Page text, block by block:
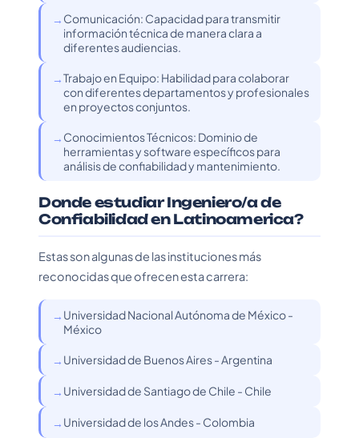
Comunicación: Capacidad para transmitir
información técnica de manera clara a
diferentes audiencias.
Trabajo en Equipo: Habilidad para colaborar
con diferentes departamentos y profesionales
en proyectos conjuntos.
Conocimientos Técnicos: Dominio de
herramientas y software específicos para
análisis de confiabilidad y mantenimiento.
Donde estudiar Ingeniero/a de
Confiabilidad en Latinoamerica?
Estas son algunas de las instituciones más
reconocidas que ofrecen esta carrera:
Universidad Nacional Autónoma de México -
México
Universidad de Buenos Aires - Argentina
Universidad de Santiago de Chile - Chile
Universidad de los Andes - Colombia